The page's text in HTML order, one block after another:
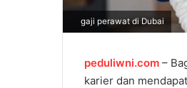
gaji perawat di Dubai
peduliwni.com –
karier dan